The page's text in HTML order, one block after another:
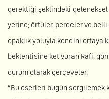
gerektiği şeklindeki geleneksel
yerine; örtüler, perdeler ve
opaklık yoluyla kendini ortaya
beklentisine ket vuran Rafi,
durum olarak çerçeveler.
“Bu eserleri bugün sergilemek